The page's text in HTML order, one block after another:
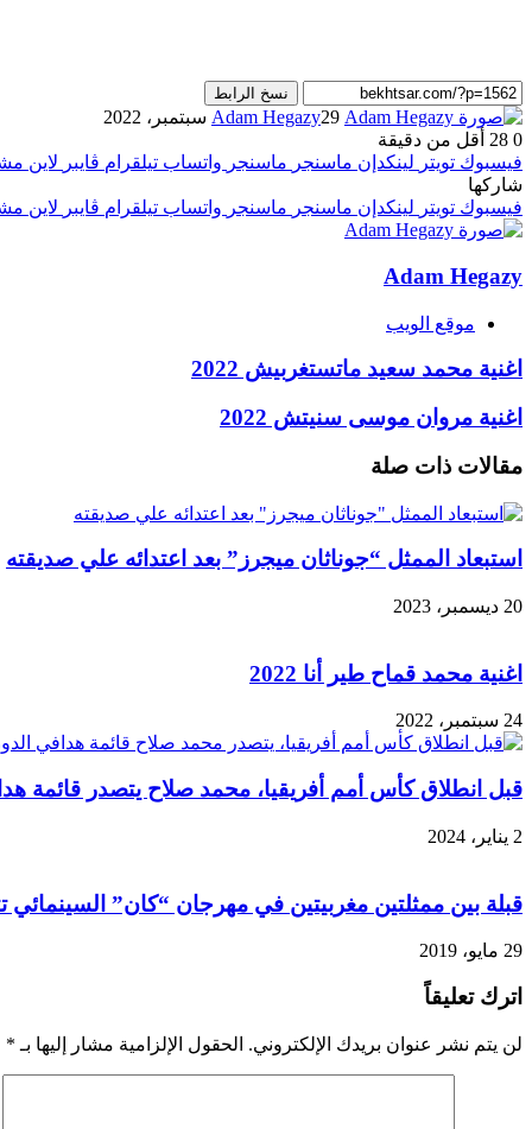
نسخ الرابط
Adam Hegazy29 سبتمبر، 2022
0
أقل من دقيقة
فيسبوك تويتر لينكدإن ماسنجر ماسنجر واتساب تيلقرام ڤايبر لاين
شاركها
فيسبوك تويتر لينكدإن ماسنجر ماسنجر واتساب تيلقرام ڤايبر لاين
Adam Hegazy
موقع الويب
اغنية محمد سعيد ماتستغربيش 2022
اغنية مروان موسى سنيتش 2022
مقالات ذات صلة
استبعاد الممثل “جوناثان ميجرز” بعد اعتدائه علي صديقته
20 ديسمبر، 2023
اغنية محمد قماح طير أنا 2022
24 سبتمبر، 2022
قبل انطلاق كأس أمم أفريقيا، محمد صلاح يتصدر قائمة
2 يناير، 2024
قبلة بين ممثلتين مغربيتين في مهرجان “كان” السينمائي
29 مايو، 2019
اترك تعليقاً
لن يتم نشر عنوان بريدك الإلكتروني. الحقول الإلزامية مشار إليها بـ *